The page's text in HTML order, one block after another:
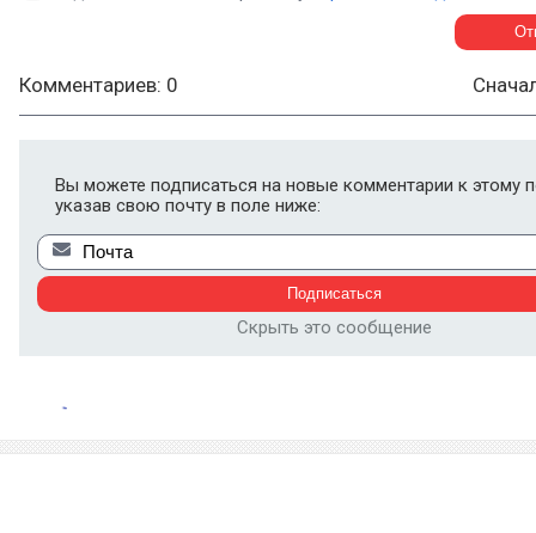
Комментариев: 0
Вы можете подписаться на новые комментарии к этому
указав свою почту в поле ниже:
Скрыть это сообщение